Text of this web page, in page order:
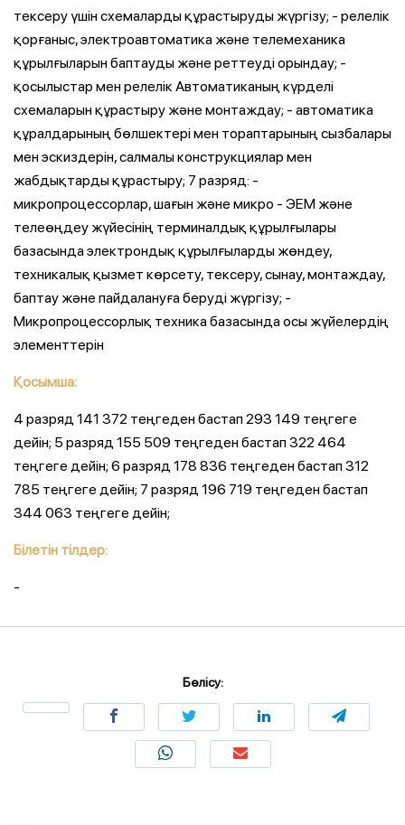
тексеру үшін схемаларды құрастыруды жүргізу; - релелік
қорғаныс, электроавтоматика және телемеханика
құрылғыларын баптауды және реттеуді орындау; -
қосылыстар мен релелік Автоматиканың күрделі
схемаларын құрастыру және монтаждау; - автоматика
құралдарының бөлшектері мен тораптарының сызбалары
мен эскиздерін, салмалы конструкциялар мен
жабдықтарды құрастыру; 7 разряд: -
микропроцессорлар, шағын және микро - ЭЕМ және
телеөңдеу жүйесінің терминалдық құрылғылары
базасында электрондық құрылғыларды жөндеу,
техникалық қызмет көрсету, тексеру, сынау, монтаждау,
баптау және пайдалануға беруді жүргізу; -
Микропроцессорлық техника базасында осы жүйелердің
элементтерін
Қосымша:
4 разряд 141 372 теңгеден бастап 293 149 теңгеге
дейін; 5 разряд 155 509 теңгеден бастап 322 464
теңгеге дейін; 6 разряд 178 836 теңгеден бастап 312
785 теңгеге дейін; 7 разряд 196 719 теңгеден бастап
344 063 теңгеге дейін;
Білетін тілдер:
-
Бөлісу: